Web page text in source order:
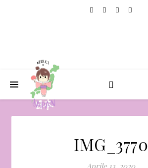
IMG_3770
Aprile 13, 2020